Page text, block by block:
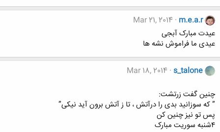
m.e.a.r
Mar 21, 2014
عیدت مبارک آبجی
عیدی ما فراموش نشه ها
s_talone
Mar 18, 2014
چنین گفت زرتشت:
” که سوزانید بدی را درآتش ، تا ز آتش برون آید نیکی”
پس تو نیز چنین کن
۴شنبه سوریت مبارک